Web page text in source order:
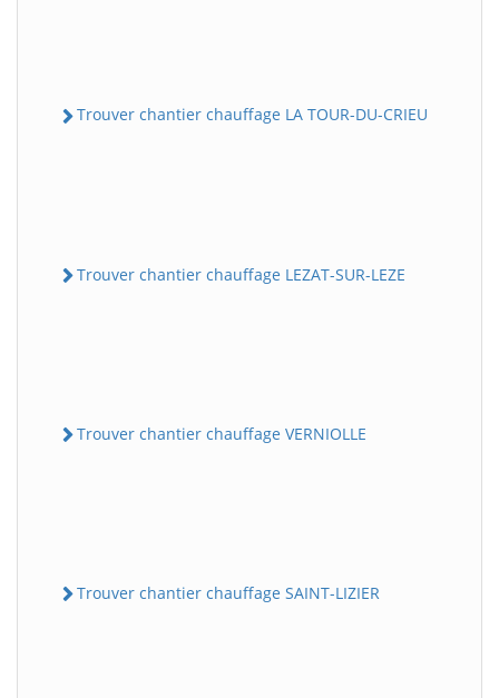
Trouver chantier chauffage LA TOUR-DU-CRIEU
Trouver chantier chauffage LEZAT-SUR-LEZE
Trouver chantier chauffage VERNIOLLE
Trouver chantier chauffage SAINT-LIZIER